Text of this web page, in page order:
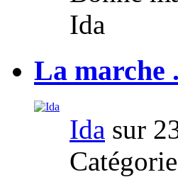
Ida
La marche
Ida sur